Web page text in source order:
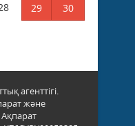
29
30
агенттігі.
және